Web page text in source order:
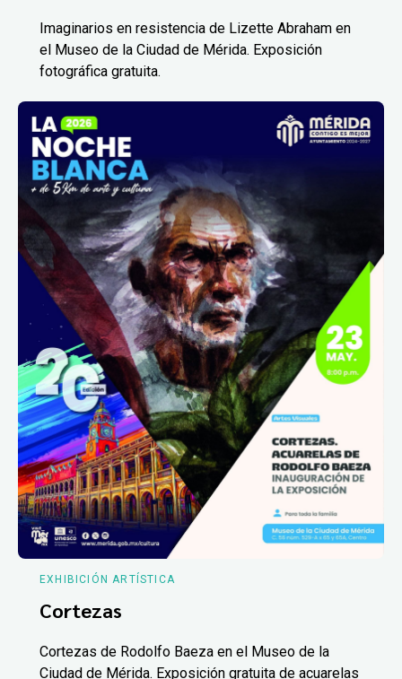
Imaginarios en resistencia de Lizette Abraham en
el Museo de la Ciudad de Mérida. Exposición
fotográfica gratuita.
EXHIBICIÓN ARTÍSTICA
Cortezas
Cortezas de Rodolfo Baeza en el Museo de la
Ciudad de Mérida. Exposición gratuita de acuarelas